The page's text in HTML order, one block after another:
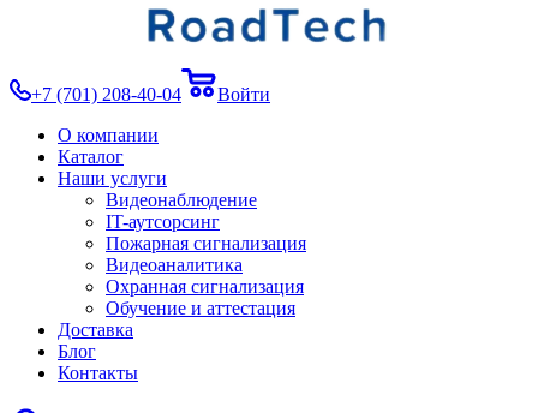
+7 (701) 208-40-04
Войти
О компании
Каталог
Наши услуги
Видеонаблюдение
IT-аутсорсинг
Пожарная сигнализация
Видеоаналитика
Охранная сигнализация
Обучение и аттестация
Доставка
Блог
Контакты